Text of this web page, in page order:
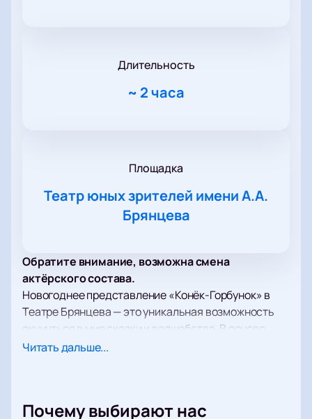
Длительность
~ 2 часа
Площадка
Театр юных зрителей имени А.А.
Брянцева
Обратите внимание, возможна смена
актёрского состава.
Новогоднее представление «Конёк-Горбунок» в
Театре Брянцева — это уникальная возможность
окунуться в мир сказки и волшебства. В основе
спектакля лежит классическая сказка Петра
живого оркестра, который исполняет музыку
Читать дальше...
Почему выбирают нас